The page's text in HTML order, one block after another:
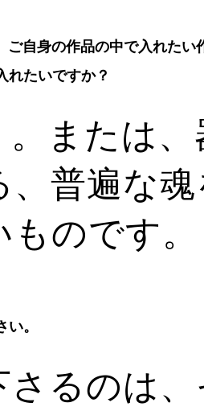
ご自身の作品の中で入れたい
れたいですか？
または
普遍な
のです。
。
るのは